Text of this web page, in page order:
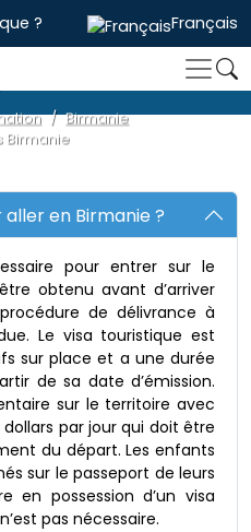
? Français
Birmanie
Birmanie
aller en Birmanie ?
pour entrer sur le
obtenu avant d’arriver
de délivrance à
Le visa touristique est
sur place et a une durée
de sa date d’émission.
sur le territoire avec
par jour qui doit être
du départ. Les enfants
sur le passeport de leurs
en possession d’un visa
pas nécessaire.